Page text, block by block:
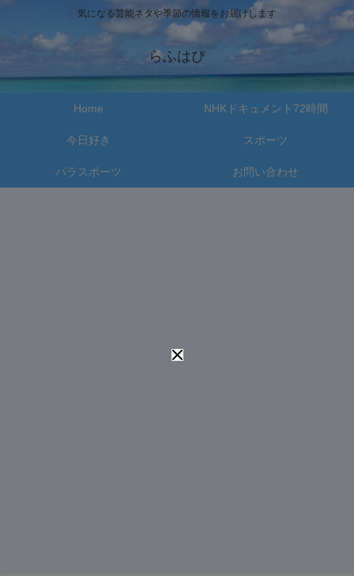
気になる芸能ネタや季節の情報をお届けします
らふはぴ
Home NHKドキュメント72時間
今日好き スポーツ
パラスポーツ お問い合わせ